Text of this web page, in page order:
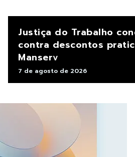
Justiça do Trabalho
contra descontos
Manserv
7 de agosto de 2026